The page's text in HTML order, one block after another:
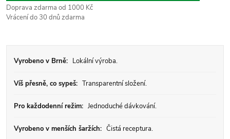
Doprava zdarma od 1000 Kč
Vrácení do 30 dnů zdarma
Vyrobeno v Brně: Lokální výroba.
Víš přesně, co sypeš: Transparentní složení.
Pro každodenní režim: Jednoduché dávkování.
Vyrobeno v menších šaržích: Čistá receptura.